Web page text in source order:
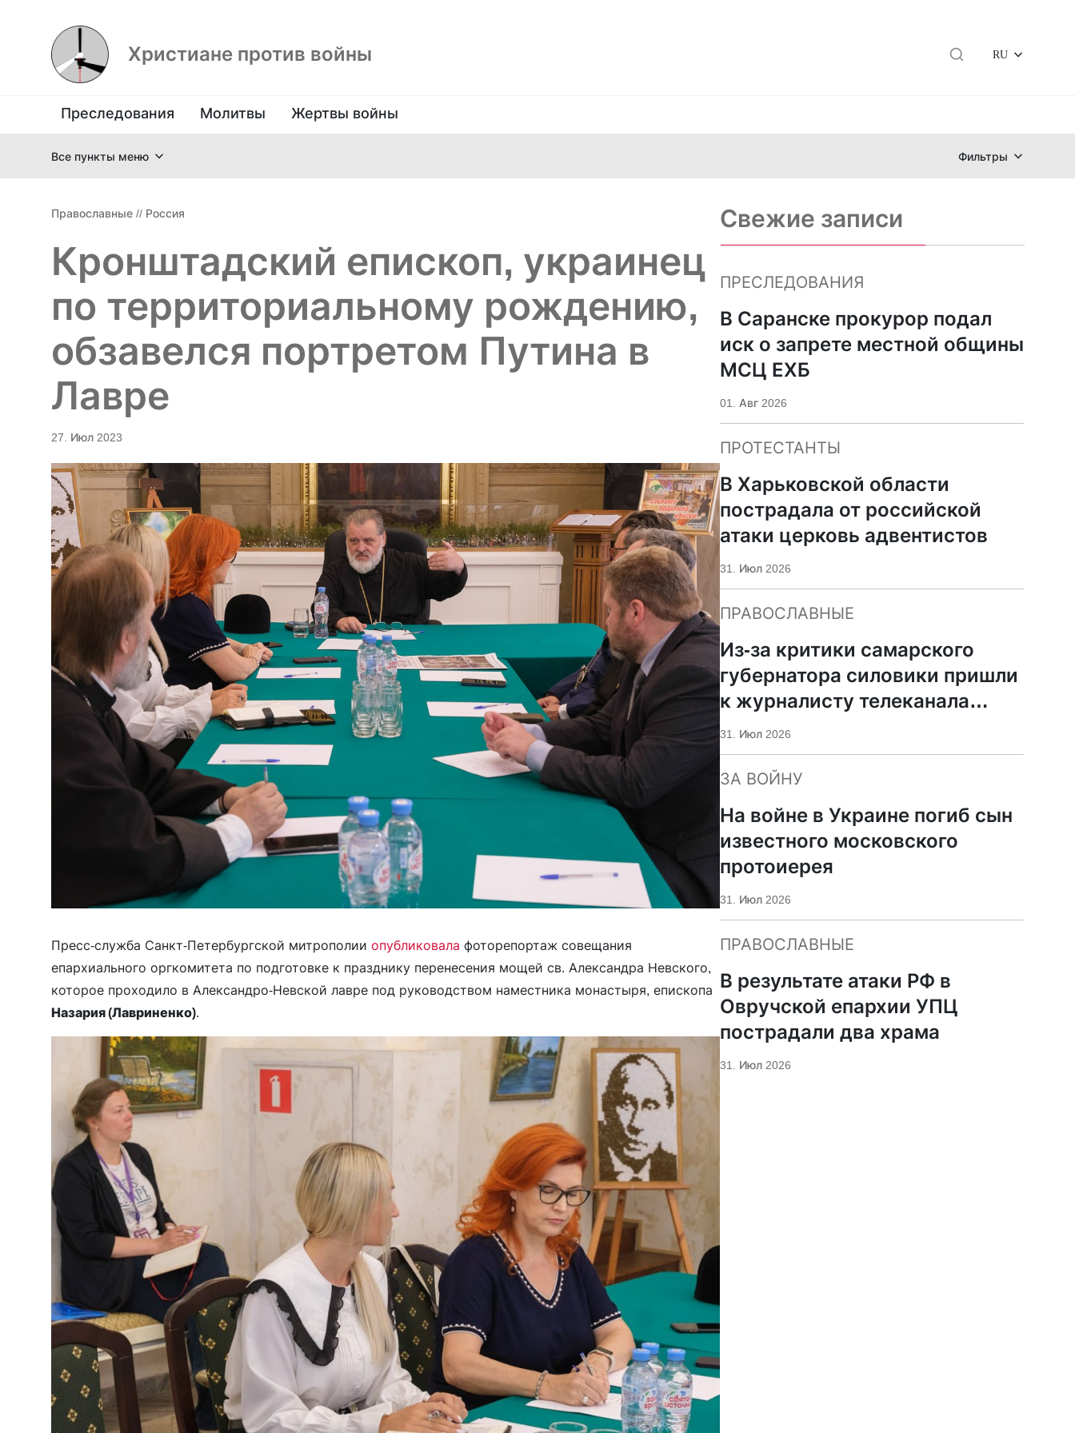
Христиане против войны RU
Преследования Молитвы Жертвы войны
Все пункты меню Фильтры
Православные // Россия
Кронштадский епископ, украинец
по территориальному рождению,
обзавелся портретом Путина в
Лавре
27. Июл 2023
Пресс-служба Санкт-Петербургской митрополии опубликовала фоторепортаж совещания
епархиального оргкомитета по подготовке к празднику перенесения мощей св. Александра Невского,
которое проходило в Александро-Невской лавре под руководством наместника монастыря, епископа
Назария (Лавриненко).
Свежие записи
ПРЕСЛЕДОВАНИЯ
В Саранске прокурор подал
иск о запрете местной общины
МСЦ ЕХБ
01. Авг 2026
ПРОТЕСТАНТЫ
В Харьковской области
пострадала от российской
атаки церковь адвентистов
31. Июл 2026
ПРАВОСЛАВНЫЕ
Из-за критики самарского
губернатора силовики пришли
к журналисту телеканала
«Царьград»
31. Июл 2026
ЗА ВОЙНУ
На войне в Украине погиб сын
известного московского
протоиерея
31. Июл 2026
ПРАВОСЛАВНЫЕ
В результате атаки РФ в
Овручской епархии УПЦ
пострадали два храма
31. Июл 2026